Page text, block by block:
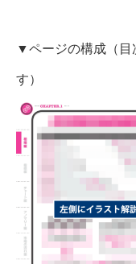
▼ページの構成（目
す）